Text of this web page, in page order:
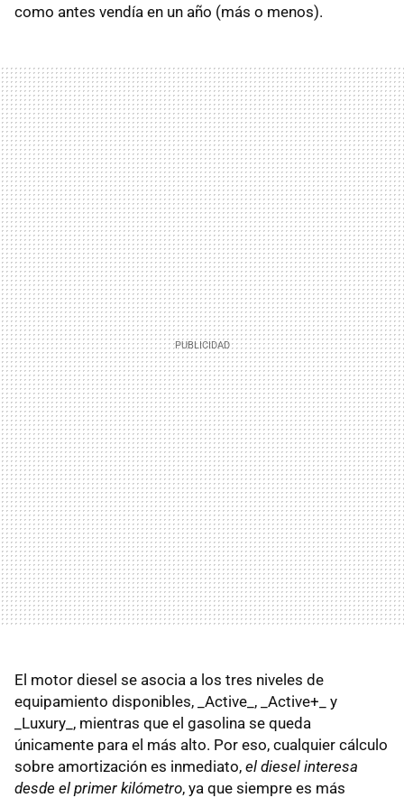
como antes vendía en un año (más o menos).
El motor diesel se asocia a los tres niveles de
equipamiento disponibles, _Active_, _Active+_ y
_Luxury_, mientras que el gasolina se queda
únicamente para el más alto. Por eso, cualquier cálculo
sobre amortización es inmediato, el diesel interesa
desde el primer kilómetro, ya que siempre es más